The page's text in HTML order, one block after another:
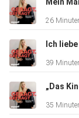
26
39
35